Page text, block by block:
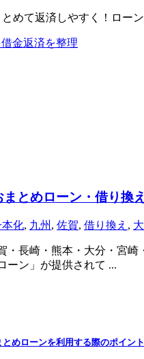
めて返済しやすく！ロー
金返済を整理
まとめローン・借り
本化, 九州 , 佐賀, 借り換え ,
・長崎・熊本・大分・宮
ーン」が提供されて ...
めローンを利用する際のポイン